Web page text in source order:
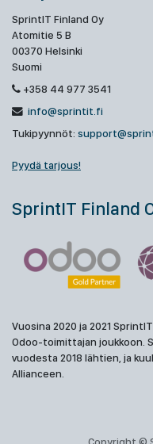
SprintIT Finland Oy
Atomitie 5 B
00370 Helsinki
Suomi
+358 44 977 3541
info@sprintit.fi
Tukipyynnöt:
Pyydä tarjous!
SprintIT Finland
Vuosina 2020 ja 2021
Odoo-toimittajan joukkoon.
vuodesta 2018 lähtien, ja
Allianceen.
Copyright ©